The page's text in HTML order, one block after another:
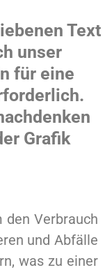
Text
unser
für eine
Grafik
den Verbrauch
und Abfälle
was zu einer